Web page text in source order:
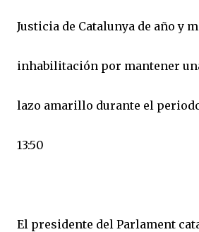
Justicia de Catalunya de año y
inhabilitación por mantener
lazo amarillo durante el
13:50
El presidente del Parlament